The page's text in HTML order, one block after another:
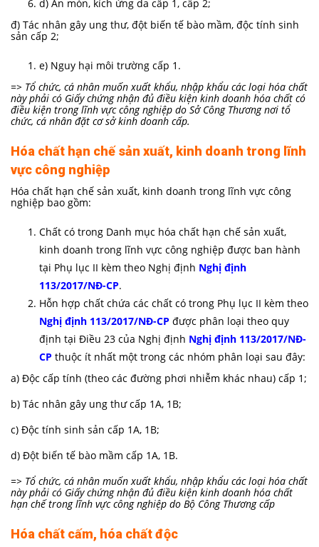
d) Ăn mòn, kích ứng da cấp 1, cấp 2;
đ) Tác nhân gây ung thư, đột biến tế bào mầm, độc tính sinh
sản cấp 2;
e) Nguy hại môi trường cấp 1.
=> Tổ chức, cá nhân muốn xuất khẩu, nhập khẩu các loại hóa chất
này phải có Giấy chứng nhận đủ điều kiện kinh doanh hóa chất có
điều kiện trong lĩnh vực công nghiệp do Sở Công Thương nơi tổ
chức, cá nhân đặt cơ sở kinh doanh cấp.
Hóa chất hạn chế sản xuất, kinh doanh trong lĩnh
vực công nghiệp
Hóa chất hạn chế sản xuất, kinh doanh trong lĩnh vực công
nghiệp bao gồm:
Chất có trong Danh mục hóa chất hạn chế sản xuất,
kinh doanh trong lĩnh vực công nghiệp được ban hành
tại Phụ lục II kèm theo Nghị định Nghị định
113/2017/NĐ-CP.
Hỗn hợp chất chứa các chất có trong Phụ lục II kèm theo
Nghị định 113/2017/NĐ-CP được phân loại theo quy
định tại Điều 23 của Nghị định Nghị định 113/2017/NĐ-
CP thuộc ít nhất một trong các nhóm phân loại sau đây:
a) Độc cấp tính (theo các đường phơi nhiễm khác nhau) cấp 1;
b) Tác nhân gây ung thư cấp 1A, 1B;
c) Độc tính sinh sản cấp 1A, 1B;
d) Đột biến tế bào mầm cấp 1A, 1B.
=> Tổ chức, cá nhân muốn xuất khẩu, nhập khẩu các loại hóa chất
này phải có Giấy chứng nhận đủ điều kiện kinh doanh hóa chất
hạn chế trong lĩnh vực công nghiệp do Bộ Công Thương cấp
Hóa chất cấm, hóa chất độc